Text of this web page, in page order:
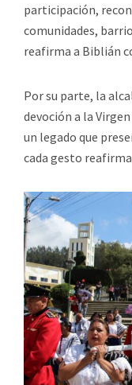
participación,
comunidades,
reafirma a Biblián
Por su parte, la
devoción a la
un legado que
cada gesto